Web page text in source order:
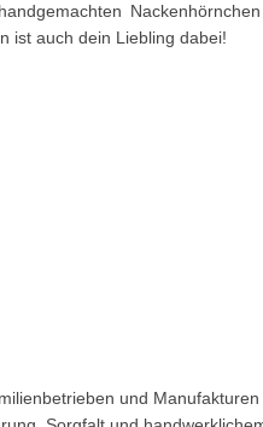
ist auch dein Liebling dabei!
und Manufakturen